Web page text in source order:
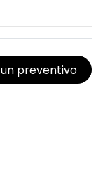
un preventivo